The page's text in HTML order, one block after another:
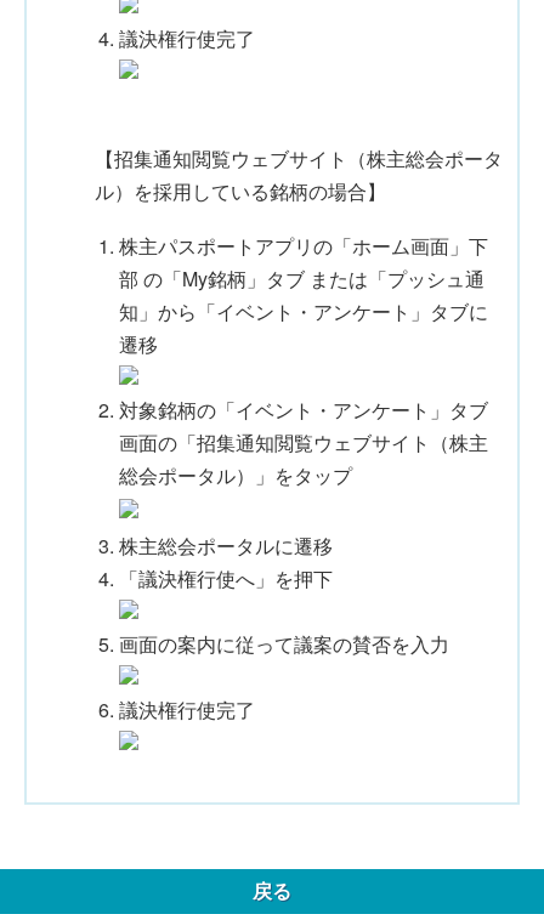
議決権行使完了
【招集通知閲覧ウェブサイト（株主総会ポータ
ル）を採用している銘柄の場合】
株主パスポートアプリの「ホーム画面」下
部 の「My銘柄」タブ または「プッシュ通
知」から「イベント・アンケート」タブに
遷移
対象銘柄の「イベント・アンケート」タブ
画面の「招集通知閲覧ウェブサイト（株主
総会ポータル）」をタップ
株主総会ポータルに遷移
「議決権行使へ」を押下
画面の案内に従って議案の賛否を入力
議決権行使完了
戻る